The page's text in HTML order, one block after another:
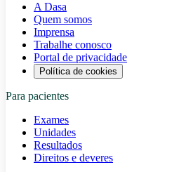
A Dasa
Quem somos
Imprensa
Trabalhe conosco
Portal de privacidade
Política de cookies
Para pacientes
Exames
Unidades
Resultados
Direitos e deveres